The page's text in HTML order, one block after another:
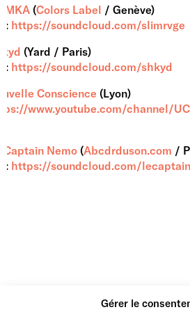
Gérer le
(Colors Label / Genève)
: https://soundcloud.com/slimrvge
(Yard / Paris)
: https://soundcloud.com/shkyd
Conscience (Lyon)
www.youtube.com/channel/
Captain Nemo (Abcdrduson.com /
: https://soundcloud.com/